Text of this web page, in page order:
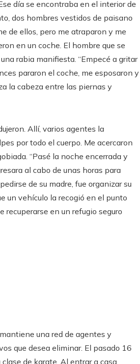
día se encontraba en el interior de
dos hombres vestidos de paisano
de ellos, pero me atraparon y me
en un coche. El hombre que se
rabia manifiesta. “Empecé a gritar
pararon el coche, me esposaron y
la cabeza entre las piernas y
Allí, varios agentes la
por todo el cuerpo. Me acercaron
“Pasé la noche encerrada y
al cabo de unas horas para
de su madre, fue organizar su
un vehículo la recogió en el punto
en un refugio seguro
una red de agentes y
que desea eliminar. El pasado 16
de karate. Al entrar a casa,